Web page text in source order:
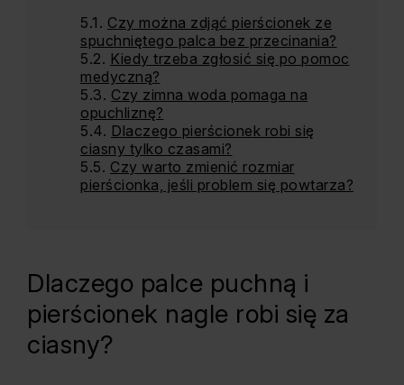
Czy można zdjąć pierścionek ze
spuchniętego palca bez przecinania?
Kiedy trzeba zgłosić się po pomoc
medyczną?
Czy zimna woda pomaga na
opuchliznę?
Dlaczego pierścionek robi się
ciasny tylko czasami?
Czy warto zmienić rozmiar
pierścionka, jeśli problem się powtarza?
Dlaczego palce puchną i
pierścionek nagle robi się za
ciasny?